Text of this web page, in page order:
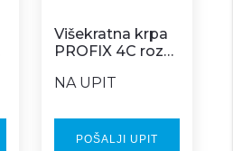
Višekratna krpa
PROFIX 4C roza
NA UPIT
POŠALJI UPIT